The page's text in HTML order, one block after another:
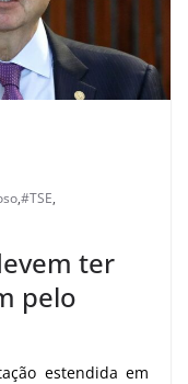
,#TSE,
ter
pelo
estendida em